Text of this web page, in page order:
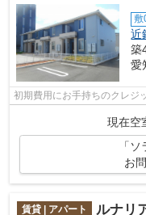
敷
近
築
愛
初期費用にお手持ちのクレジ
現在空
「
お
賃貸 | アパート ルナリ